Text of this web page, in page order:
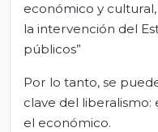
económico y
la intervención del
públicos”
Por lo tanto, se
clave del liberalismo:
el económico.